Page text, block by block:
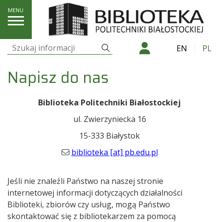
Szukaj: EN PL
Napisz do nas
Napisz do nas
Biblioteka Politechniki Białostockiej
ul. Zwierzyniecka 16
15-333 Białystok
biblioteka [at] pb.edu.pl
Jeśli nie znaleźli Państwo na naszej stronie
internetowej informacji dotyczących działalności
Biblioteki, zbiorów czy usług, mogą Państwo
skontaktować się z bibliotekarzem za pomocą